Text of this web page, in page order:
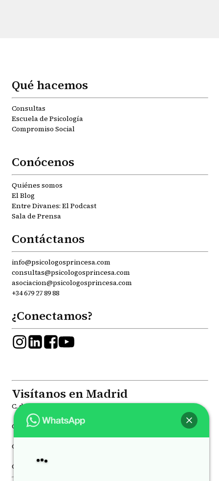
Qué hacemos
Consultas
Escuela de Psicología
Compromiso Social
Conócenos
Quiénes somos
El Blog
Entre Divanes: El Podcast
Sala de Prensa
Contáctanos
info@psicologosprincesa.com
consultas@psicologosprincesa.com
asociacion@psicologosprincesa.com
+34 679 27 89 88
¿Conectamos?
Visítanos en Madrid
C. de la Princesa, 81, Moncloa - Aravaca, 28008
C. de Joaquín María López, 41, Chamberí, 28015
C. de Juan Álvarez Mendizábal, 78 Moncloa - Aravaca, 28008
C. de Luchana, 21, Chamberí, 28010
Hey